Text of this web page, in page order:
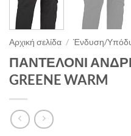
Αρχική σελίδα / Ένδυση/
ΠΑΝΤΕΛΟΝΙ
GREENE WARM